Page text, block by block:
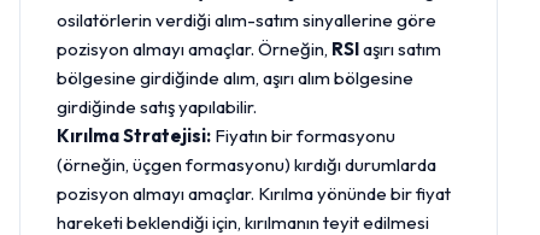
osilatörlerin verdiği alım-satım sinyallerine göre
pozisyon almayı amaçlar. Örneğin, RSIaşırı satım
bölgesine girdiğinde alım, aşırı alım bölgesine
girdiğinde satış yapılabilir.
Kırılma Stratejisi: Fiyatın bir formasyonu
(örneğin, üçgen formasyonu) kırdığı durumlarda
pozisyon almayı amaçlar. Kırılma yönünde bir fiyat
hareketi beklendiği için, kırılmanın teyit edilmesi